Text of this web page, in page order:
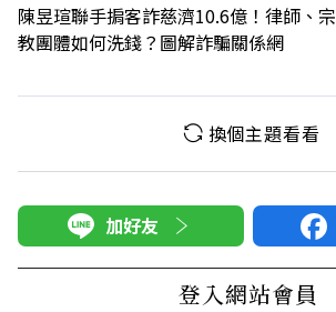
陳昱瑄聯手掮客詐慈濟10.6億！律師、宗
教團體如何洗錢？圖解詐騙關係網
換個主題看看
加好友
登入網站會員